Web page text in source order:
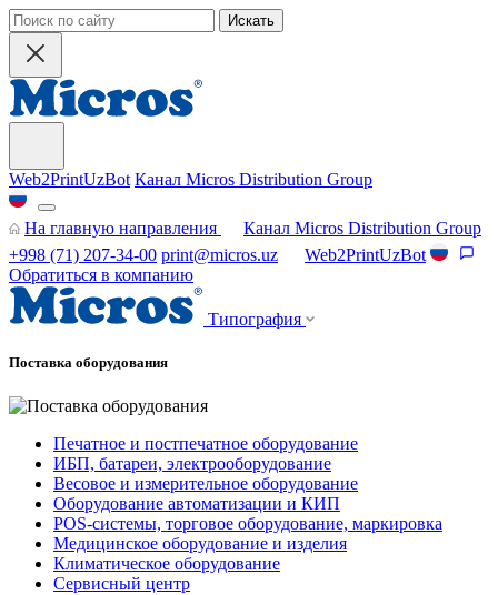
Искать
Web2PrintUzBot Канал Micros Distribution Group
На главную направления
Канал Micros Distribution Group
+998 (71) 207-34-00 print@micros.uz
Web2PrintUzBot
Обратиться в компанию
Типография
Поставка оборудования
Печатное и постпечатное оборудование
ИБП, батареи, электрооборудование
Весовое и измерительное оборудование
Оборудование автоматизации и КИП
POS-системы, торговое оборудование, маркировка
Медицинское оборудование и изделия
Климатическое оборудование
Сервисный центр